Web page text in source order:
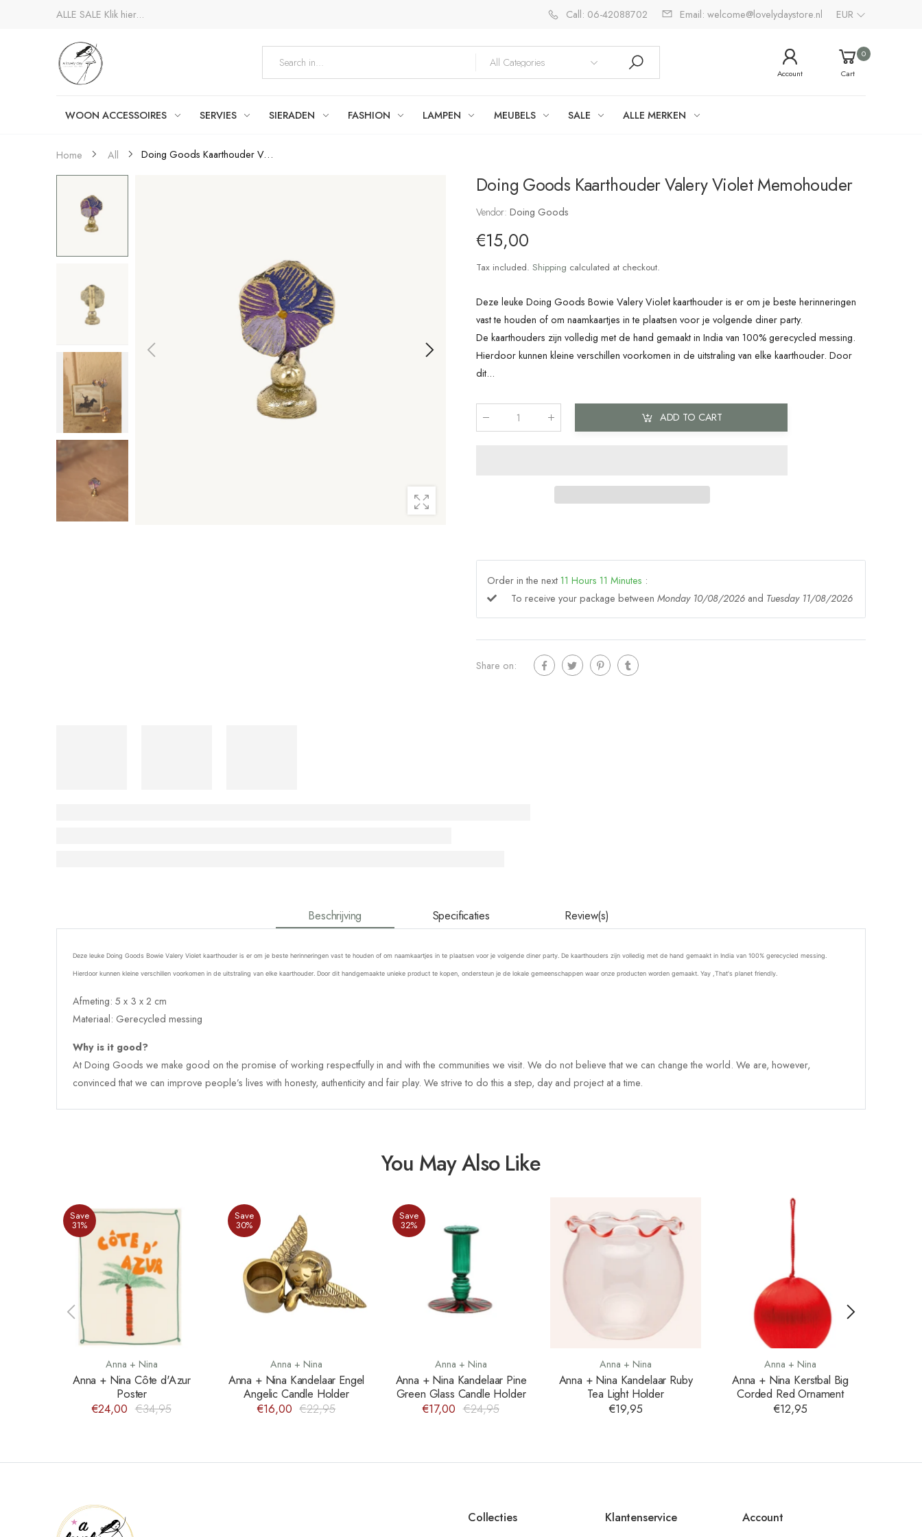
ALLE SALE Klik hier... Call: 06-42088702 Email: welcome@lovelydaystore.nl EUR
Account
0
Cart
WOON ACCESSOIRES SERVIES SIERADEN FASHION LAMPEN MEUBELS SALE ALLE MERKEN
Home All Doing Goods Kaarthouder Valery...
Doing Goods Kaarthouder Valery Violet Memohouder
Vendor: Doing Goods
€15,00
Tax included. Shipping calculated at checkout.
Deze leuke Doing Goods Bowie Valery Violet kaarthouder is er om je beste herinneringen
vast te houden of om naamkaartjes in te plaatsen voor je volgende diner party.
De kaarthouders zijn volledig met de hand gemaakt in India van 100% gerecycled messing.
Hierdoor kunnen kleine verschillen voorkomen in de uitstraling van elke kaarthouder. Door
dit...
ADD TO CART
Order in the next 11 Hours 11 Minutes :
To receive your package betweenMonday 10/08/2026 and Tuesday 11/08/2026
Share on:
Beschrijving Specificaties Review(s)
Deze leuke Doing Goods Bowie Valery Violet kaarthouder is er om je beste herinneringen vast te houden of om naamkaartjes in te plaatsen voor je volgende diner party. De kaarthouders zijn volledig met de hand gemaakt in India van 100% gerecycled messing.
Hierdoor kunnen kleine verschillen voorkomen in de uitstraling van elke kaarthouder. Door dit handgemaakte unieke product te kopen, ondersteun je de lokale gemeenschappen waar onze producten worden gemaakt. Yay ,That's planet friendly.
Afmeting: 5 x 3 x 2 cm
Materiaal: Gerecycled messing
Why is it good?
At Doing Goods we make good on the promise of working respectfully in and with the communities we visit. We do not believe that we can change the world. We are, however,
convinced that we can improve people’s lives with honesty, authenticity and fair play. We strive to do this a step, day and project at a time.
You May Also Like
Save
31%
Anna + Nina
Anna + Nina Côte d'Azur
Poster
€24,00 €34,95
Save
30%
Anna + Nina
Anna + Nina Kandelaar Engel
Angelic Candle Holder
€16,00 €22,95
Save
32%
Anna + Nina
Anna + Nina Kandelaar Pine
Green Glass Candle Holder
€17,00 €24,95
Anna + Nina
Anna + Nina Kandelaar Ruby
Tea Light Holder
€19,95
Anna + Nina
Anna + Nina Kerstbal Big
Corded Red Ornament
€12,95
Collecties Klantenservice Account